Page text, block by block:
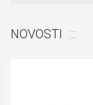
link="...
NOVOSTI